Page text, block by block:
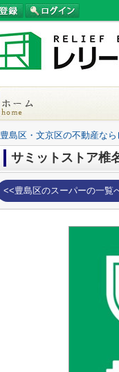
豊島区・文京区の不動産な
サミットストア椎
<<豊島区のスーパーの一覧